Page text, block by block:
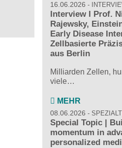
16.06.2026
Interview I Prof.
Rajewsky,
Early Disease
Zellbasierte
aus Berlin
Milliarden Zellen,
viele…
MEHR
08.06.2026
Special Topic |
momentum in
personalized